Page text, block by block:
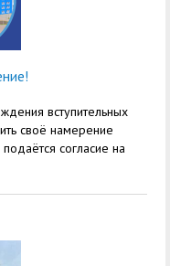
вступительных
своё намерение
согласие на